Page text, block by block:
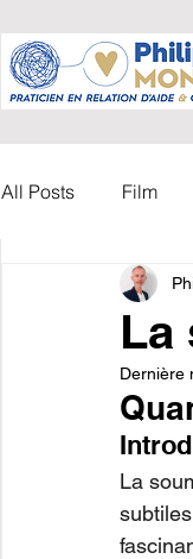
All Posts Film
Carl Gustav
La
Dernière
La